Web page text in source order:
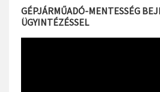
GÉPJÁRMŰADÓ-MENTESSÉG
ÜGYINTÉZÉSSEL